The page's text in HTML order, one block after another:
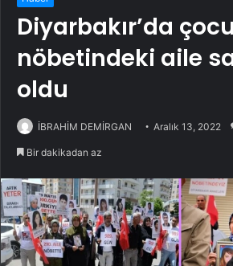
Diyarbakır’da
nöbetindeki aile
oldu
İBRAHİM DEMİRGAN Aralık 13, 2022
Bir dakikadan az